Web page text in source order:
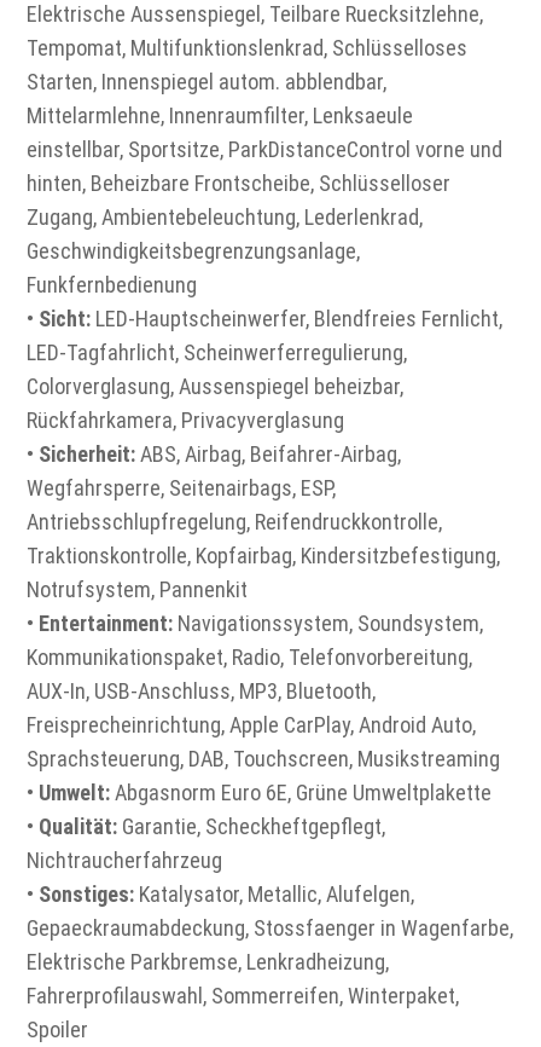
Elektrische Aussenspiegel, Teilbare Ruecksitzlehne,
Tempomat, Multifunktionslenkrad, Schlüsselloses
Starten, Innenspiegel autom. abblendbar,
Mittelarmlehne, Innenraumfilter, Lenksaeule
einstellbar, Sportsitze, ParkDistanceControl vorne und
hinten, Beheizbare Frontscheibe, Schlüsselloser
Zugang, Ambientebeleuchtung, Lederlenkrad,
Geschwindigkeitsbegrenzungsanlage,
Funkfernbedienung
• Sicht: LED-Hauptscheinwerfer, Blendfreies Fernlicht,
LED-Tagfahrlicht, Scheinwerferregulierung,
Colorverglasung, Aussenspiegel beheizbar,
Rückfahrkamera, Privacyverglasung
• Sicherheit: ABS, Airbag, Beifahrer-Airbag,
Wegfahrsperre, Seitenairbags, ESP,
Antriebsschlupfregelung, Reifendruckkontrolle,
Traktionskontrolle, Kopfairbag, Kindersitzbefestigung,
Notrufsystem, Pannenkit
• Entertainment: Navigationssystem, Soundsystem,
Kommunikationspaket, Radio, Telefonvorbereitung,
AUX-In, USB-Anschluss, MP3, Bluetooth,
Freisprecheinrichtung, Apple CarPlay, Android Auto,
Sprachsteuerung, DAB, Touchscreen, Musikstreaming
• Umwelt: Abgasnorm Euro 6E, Grüne Umweltplakette
• Qualität: Garantie, Scheckheftgepflegt,
Nichtraucherfahrzeug
• Sonstiges: Katalysator, Metallic, Alufelgen,
Gepaeckraumabdeckung, Stossfaenger in Wagenfarbe,
Elektrische Parkbremse, Lenkradheizung,
Fahrerprofilauswahl, Sommerreifen, Winterpaket,
Spoiler